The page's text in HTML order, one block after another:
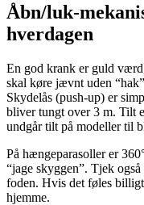
Åbn/luk-
hverdagen
En god krank er guld
skal køre jævnt uden
Skydelås (push-up) er
bliver tungt over 3 m. Tilt
undgår tilt på modeller til
På hængeparasoller er
“jage skyggen”. Tjek
foden. Hvis det føles
hjemme.